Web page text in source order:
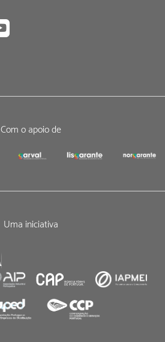
Com o apoio de
Uma iniciativa